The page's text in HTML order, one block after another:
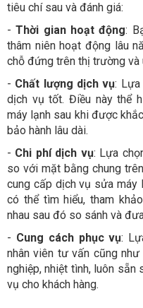
tiêu chí sau và đánh giá:
-Thời gian hoạt động:
thâm niên hoạt động lâu
chỗ đứng trên thị trường và
- Chất lượng dịch vụ:
dịch vụ tốt. Điều này thể
máy lạnh sau khi được
bảo hành lâu dài.
- Chi phí dịch vụ: Lựa
so với mặt bằng chung
cung cấp dịch vụ sửa máy
có thể tìm hiểu, tham
nhau sau đó so sánh và
- Cung cách phục vụ:
nhân viên tư vấn cũng
nghiệp, nhiệt tình, luôn sẵn
vụ cho khách hàng.